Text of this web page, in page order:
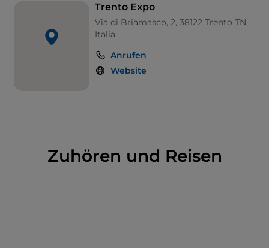
Trento Expo
Via di Briamasco, 2, 38122 Trento TN,
Italia
Anrufen
Website
Zuhören und Reisen